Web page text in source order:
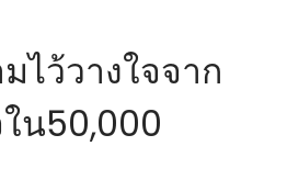
ไว้วางใจจาก
น50,000